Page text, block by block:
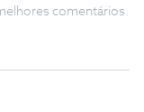
comentários.